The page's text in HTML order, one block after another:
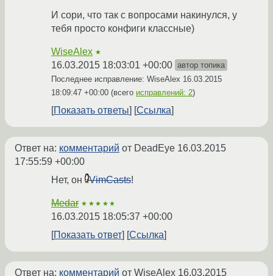
И сори, что так с вопросами накинулся, у
тебя просто конфиги классные)
WiseAlex ★
16.03.2015 18:03:01 +00:00 автор топика
Последнее исправление: WiseAlex 16.03.2015
18:09:47 +00:00 (всего исправлений: 2)
Показать ответы Ссылка
Ответ на: комментарий от DeadEye 16.03.2015
17:55:59 +00:00
Нет, он
VimCasts!
Medar ★★★★★
16.03.2015 18:05:37 +00:00
Показать ответ
Ссылка
Ответ на: комментарий от WiseAlex 16.03.2015